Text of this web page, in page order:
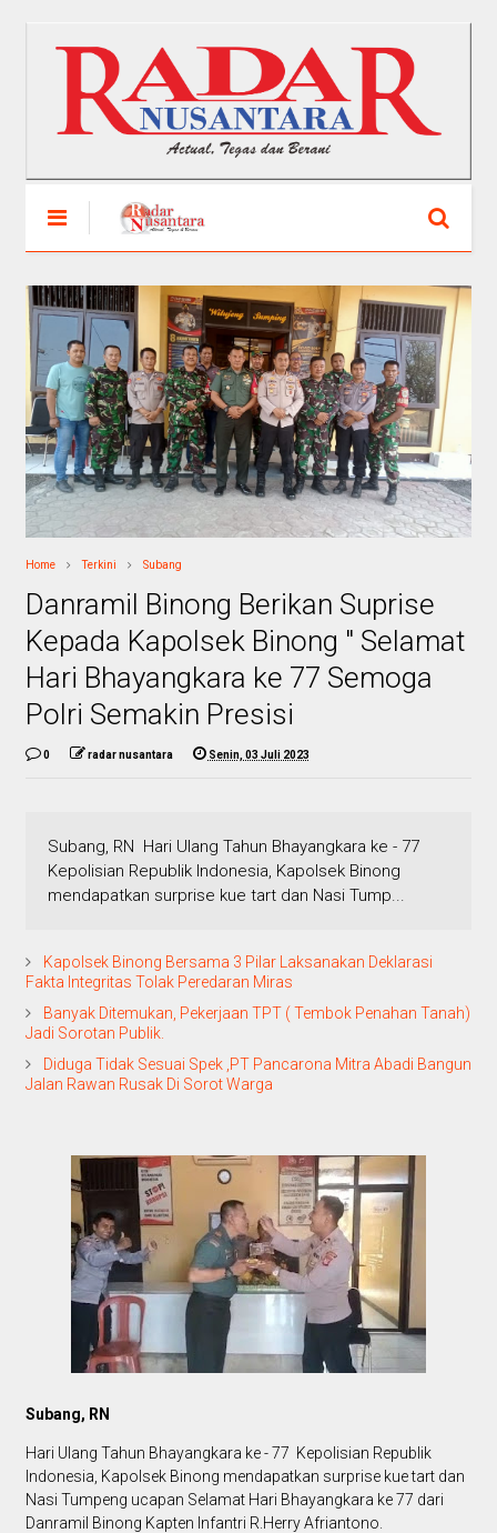
Home Terkini Subang
Danramil Binong Berikan Suprise
Kepada Kapolsek Binong " Selamat
Hari Bhayangkara ke 77 Semoga
Polri Semakin Presisi
0 radar nusantara Senin, 03 Juli 2023
Subang, RN Hari Ulang Tahun Bhayangkara ke - 77
Kepolisian Republik Indonesia, Kapolsek Binong
mendapatkan surprise kue tart dan Nasi Tump...
Kapolsek Binong Bersama 3 Pilar Laksanakan Deklarasi
Fakta lntegritas Tolak Peredaran Miras
Banyak Ditemukan, Pekerjaan TPT ( Tembok Penahan Tanah)
Jadi Sorotan Publik.
Diduga Tidak Sesuai Spek ,PT Pancarona Mitra Abadi Bangun
Jalan Rawan Rusak Di Sorot Warga
Subang, RN
Hari Ulang Tahun Bhayangkara ke - 77 Kepolisian Republik
Indonesia, Kapolsek Binong mendapatkan surprise kue tart dan
Nasi Tumpeng ucapan Selamat Hari Bhayangkara ke 77 dari
Danramil Binong Kapten Infantri R.Herry Afriantono.